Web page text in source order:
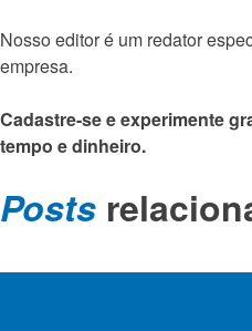
Nosso editor é um redator
empresa.
Cadastre-se e experimente
tempo e dinheiro.
Posts